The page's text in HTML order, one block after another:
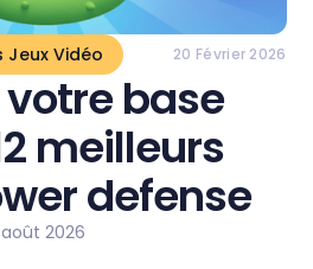
Jeux Vidéo 20 Février 2026
base
meilleurs
defense
2026